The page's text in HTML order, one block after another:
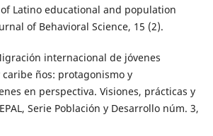
Latino educational and population
of Behavioral Science, 15 (2).
internacional de jóvenes
ños: protagonismo y
en perspectiva. Visiones, prácticas y
Serie Población y Desarrollo núm. 3,